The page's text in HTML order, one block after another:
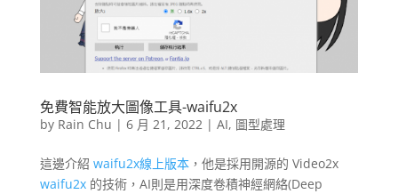
免費智能放大圖像工具-waifu2x
by Rain Chu | 6 月 21, 2022 | AI, 圖型處理
這邊介紹 waifu2x線上版本，他是採用開源的 Video2x
waifu2x 的技術，AI則是用深度卷積神經網絡(Deep